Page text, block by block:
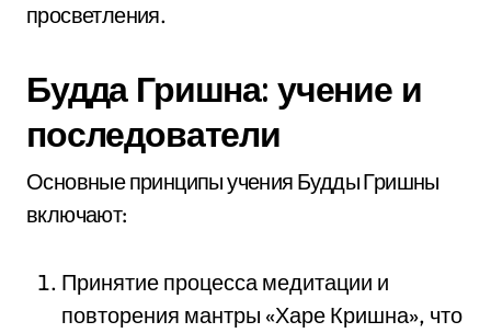
просветления.
Будда Гришна: учение и
последователи
Основные принципы учения Будды Гришны
включают:
Принятие процесса медитации и
повторения мантры «Харе Кришна», что